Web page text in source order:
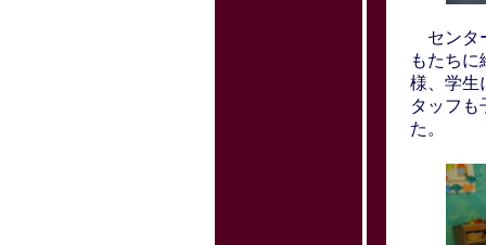
センタ
もたち
様、学生
タッフも
た。